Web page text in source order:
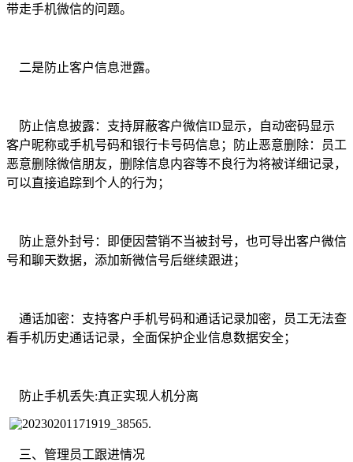
带走手机微信的问题。
二是防止客户信息泄露。
防止信息披露：支持屏蔽客户微信ID显示，自动密码显示
客户昵称或手机号码和银行卡号码信息；防止恶意删除：员工
恶意删除微信朋友，删除信息内容等不良行为将被详细记录，
可以直接追踪到个人的行为；
防止意外封号：即便因营销不当被封号，也可导出客户微信
号和聊天数据，添加新微信号后继续跟进；
通话加密：支持客户手机号码和通话记录加密，员工无法查
看手机历史通话记录，全面保护企业信息数据安全；
防止手机丢失:真正实现人机分离
三、管理员工跟进情况